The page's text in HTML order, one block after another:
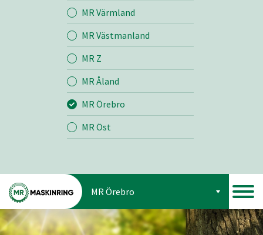
MR Värmland
MR Västmanland
MR Z
MR Åland
MR Örebro
MR Öst
MR Örebro